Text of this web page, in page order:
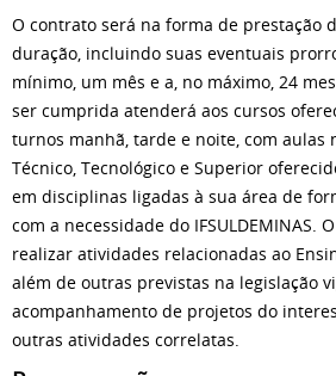
O contrato será na forma de prestação
duração, incluindo suas eventuais
mínimo, um mês e a, no máximo, 24
ser cumprida atenderá aos cursos
turnos manhã, tarde e noite, com aulas
Técnico, Tecnológico e Superior
em disciplinas ligadas à sua área de
com a necessidade do IFSULDEMINAS.
realizar atividades relacionadas ao
além de outras previstas na legislação
acompanhamento de projetos do
outras atividades correlatas.